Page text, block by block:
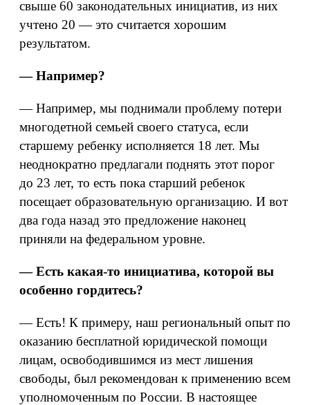
свыше 60 законодательных инициатив, из них
учтено 20 — это считается хорошим
результатом.
— Например?
— Например, мы поднимали проблему потери
многодетной семьей своего статуса, если
старшему ребенку исполняется 18 лет. Мы
неоднократно предлагали поднять этот порог
до 23 лет, то есть пока старший ребенок
посещает образовательную организацию. И вот
два года назад это предложение наконец
приняли на федеральном уровне.
— Есть какая-то инициатива, которой вы
особенно гордитесь?
— Есть! К примеру, наш региональный опыт по
оказанию бесплатной юридической помощи
лицам, освободившимся из мест лишения
свободы, был рекомендован к применению всем
уполномоченным по России. В настоящее